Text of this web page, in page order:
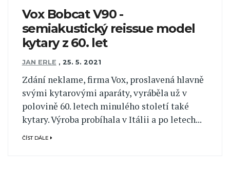
Vox Bobcat V90 -
semiakustický reissue model
kytary z 60. let
JAN ERLE , 25. 5. 2021
Zdání neklame, firma Vox, proslavená hlavně
svými kytarovými aparáty, vyráběla už v
polovině 60. letech minulého století také
kytary. Výroba probíhala v Itálii a po letech...
ČÍST DÁLE